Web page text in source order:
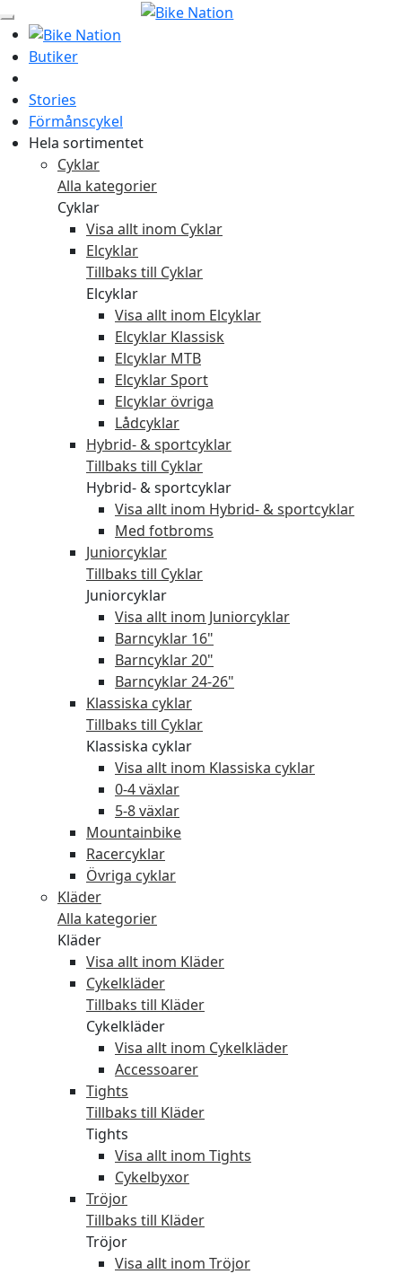
Butiker
Stories
Förmånscykel
Hela sortimentet
Cyklar
Alla kategorier
Cyklar
Visa allt inom Cyklar
Elcyklar
Tillbaks till Cyklar
Elcyklar
Visa allt inom Elcyklar
Elcyklar Klassisk
Elcyklar MTB
Elcyklar Sport
Elcyklar övriga
Lådcyklar
Hybrid- & sportcyklar
Tillbaks till Cyklar
Hybrid- & sportcyklar
Visa allt inom Hybrid- & sportcyklar
Med fotbroms
Juniorcyklar
Tillbaks till Cyklar
Juniorcyklar
Visa allt inom Juniorcyklar
Barncyklar 16"
Barncyklar 20"
Barncyklar 24-26"
Klassiska cyklar
Tillbaks till Cyklar
Klassiska cyklar
Visa allt inom Klassiska cyklar
0-4 växlar
5-8 växlar
Mountainbike
Racercyklar
Övriga cyklar
Kläder
Alla kategorier
Kläder
Visa allt inom Kläder
Cykelkläder
Tillbaks till Kläder
Cykelkläder
Visa allt inom Cykelkläder
Accessoarer
Tights
Tillbaks till Kläder
Tights
Visa allt inom Tights
Cykelbyxor
Tröjor
Tillbaks till Kläder
Tröjor
Visa allt inom Tröjor